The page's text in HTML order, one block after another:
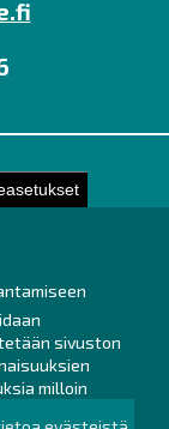
sivuston
milloin